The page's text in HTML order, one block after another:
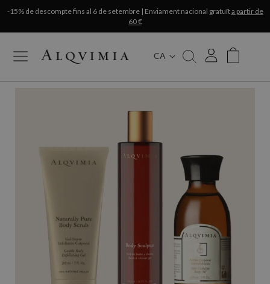
-15% de descompte fins al 6 de setembre | Enviament nacional gratuïta partir de
60 €
CA
My Cart